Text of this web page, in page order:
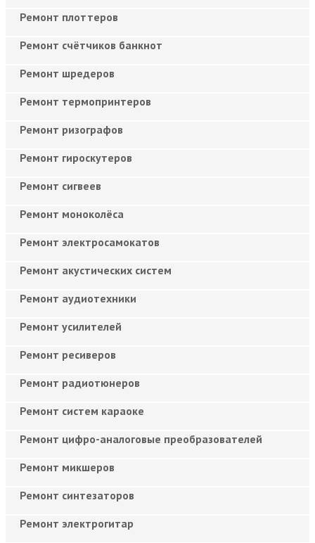
Ремонт плоттеров
Ремонт счётчиков банкнот
Ремонт шредеров
Ремонт термопринтеров
Ремонт ризографов
Ремонт гироскутеров
Ремонт сигвеев
Ремонт моноколёса
Ремонт электросамокатов
Ремонт акустических систем
Ремонт аудиотехники
Ремонт усилителей
Ремонт ресиверов
Ремонт радиотюнеров
Ремонт систем караоке
Ремонт цифро-аналоговые преобразователей
Ремонт микшеров
Ремонт синтезаторов
Ремонт электрогитар